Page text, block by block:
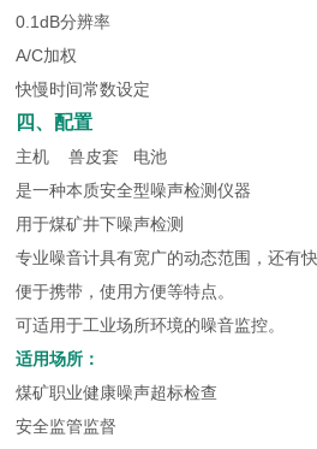
0.1dB分辨率
A/C加权
快慢时间常数设定
四、配置
主机 兽皮套 电池
是一种本质安全型噪声检测仪器
用于煤矿井下噪声检测
专业噪音计具有宽广的动态范围，还有
便于携带，使用方便等特点。
可适用于工业场所环境的噪音监控。
适用场所：
煤矿职业健康噪声超标检查
安全监管监督